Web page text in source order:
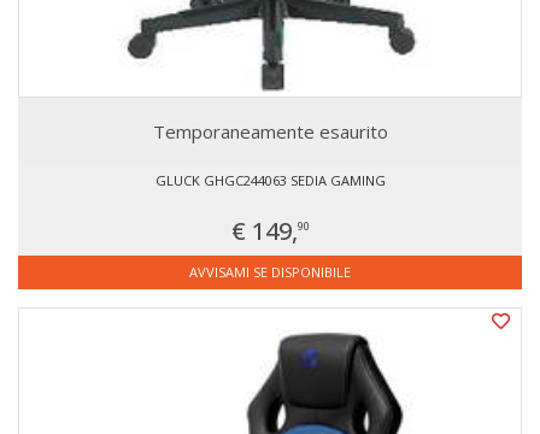
Temporaneamente esaurito
GLUCK GHGC244063 SEDIA GAMING
€ 149,90
AVVISAMI SE DISPONIBILE